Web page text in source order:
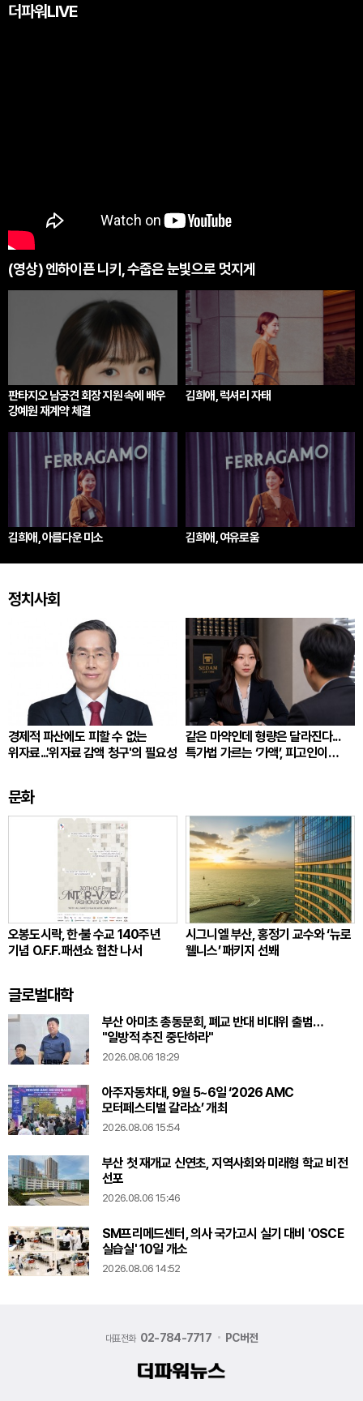
더파워LIVE
(영상) 엔하이픈 니키, 수줍은 눈빛으로 멋지게
판타지오 남궁견 회장 지원 속에 배우
강예원 재계약 체결
김희애, 럭셔리 자태
김희애, 아름다운 미소 김희애, 여유로움
정치사회
경제적 파산에도 피할 수 없는
위자료...'위자료 감액 청구'의 필요성
같은 마약인데 형량은 달라진다...
특가법 가르는 ‘가액’, 피고인이
문화
오봉도시락, 한·불 수교 140주년
기념 O.F.F. 패션쇼 협찬 나서
시그니엘 부산, 홍정기 교수와 ‘뉴로
웰니스’ 패키지 선봬
글로벌대학
부산 아미초 총동문회, 폐교 반대 비대위 출범…
"일방적 추진 중단하라"
2026.08.06 18:29
아주자동차대, 9월 5~6일 ‘2026 AMC
모터페스티벌 갈라쇼’ 개최
2026.08.06 15:54
부산 첫 재개교 신연초, 지역사회와 미래형 학교 비전
선포
2026.08.06 15:46
SM프리메드센터, 의사 국가고시 실기 대비 'OSCE
실습실' 10일 개소
2026.08.06 14:52
대표전화 02-784-7717 PC버전